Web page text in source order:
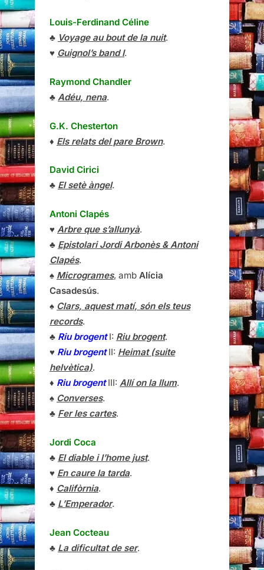
Louis-Ferdinand Céline
♣ Voyage au bout de la nuit.
♥ Guignol’s band I.
Raymond Chandler
♣ Adéu, nena.
G.K. Chesterton
♦ Els relats del pare Brown.
David Cirici
♣ El setè àngel.
Antoni Clapés
♥ Arbre que s’allunyà.
♣ Epistolari Jordi Arbonès & Antoni
Clapés.
♠ Microgrames, amb Alícia
Casadesús.
♠ Clars, aquest matí, són els teus
records.
♣ Riu brogentI: Riu brogent.
♥ Riu brogentII: Heimat (suite
helvètica).
♦ Riu brogentIII: Allí on la llum.
♠ Converses.
♣ Fer les cartes.
Jordi Coca
♣ El diable i l’home just.
♥ En caure la tarda.
♦ Califòrnia.
♣ L’Emperador.
Jean Cocteau
♣ La dificultat de ser.